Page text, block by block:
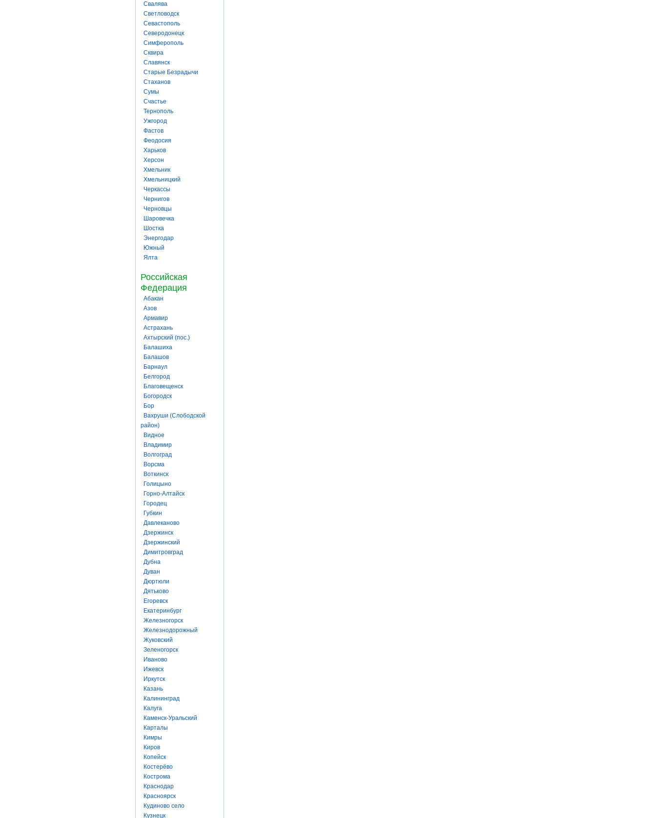
Свалява
Светловодск
Севастополь
Северодонецк
Симферополь
Сквира
Славянск
Старые Безрадычи
Стаханов
Сумы
Счастье
Тернополь
Ужгород
Фастов
Феодосия
Харьков
Херсон
Хмельник
Хмельницкий
Черкассы
Чернигов
Черновцы
Шаровечка
Шостка
Энергодар
Южный
Ялта
Российская
Федерация
Абакан
Азов
Армавир
Астрахань
Ахтырский (пос.)
Балашиха
Балашов
Барнаул
Белгород
Благовещенск
Богородск
Бор
Вахруши (Слободской
район)
Видное
Владимир
Волгоград
Ворсма
Воткинск
Голицыно
Горно-Алтайск
Городец
Губкин
Давлеканово
Дзержинск
Дзержинский
Димитровград
Дубна
Дуван
Дюртюли
Дятьково
Егоревск
Екатеринбург
Железногорск
Железнодорожный
Жуковский
Зеленогорск
Иваново
Ижевск
Иркутск
Казань
Калининград
Калуга
Каменск-Уральский
Карталы
Кимры
Киров
Копейск
Костерёво
Кострома
Краснодар
Красноярск
Кудиново село
Кузнецк